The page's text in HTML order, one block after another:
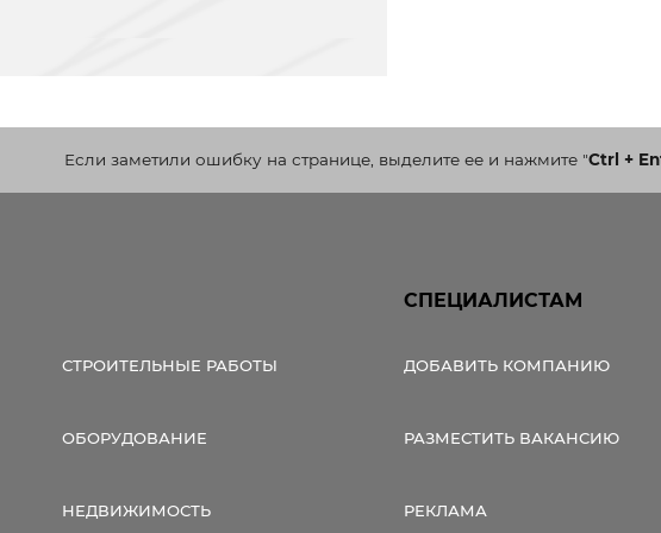
Если заметили ошибку на странице, выделите ее и нажмите"Ctrl +
СТРОИТЕЛЬНЫЕ РАБОТЫ
ОБОРУДОВАНИЕ
НЕДВИЖИМОСТЬ
СПЕЦИАЛИСТАМ
ДОБАВИТЬ КОМПАНИЮ
РАЗМЕСТИТЬ ВАКАНСИЮ
РЕКЛАМА